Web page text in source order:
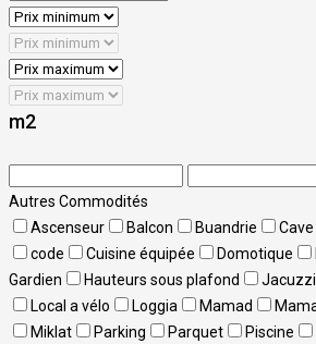
m2
Autres Commodités
Ascenseur
Balcon Buandrie Cave
code
Cuisine équipée Domotique
Gardien
Hauteurs sous plafond Jacuzzi
Local a vélo
Loggia Mamad
Miklat
Parking Parquet Piscine